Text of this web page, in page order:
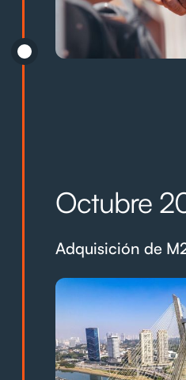
Octubre
Adquisición de